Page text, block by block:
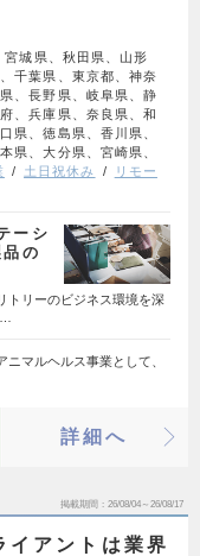
宮城県、秋田県、山形
千葉県、東京都、神奈
、長野県、岐阜県、静
、兵庫県、奈良県、和
県、徳島県、香川県、
県、大分県、宮崎県、
土日祝休み
リモー
ーシ
の
トリーのビジネス環境を深
マルヘルス事業として、
詳細へ
掲載期間 26/08/04～26/08/17
イアントは業界